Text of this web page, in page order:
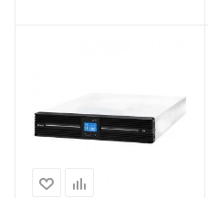
для установки/
крепления на пол,